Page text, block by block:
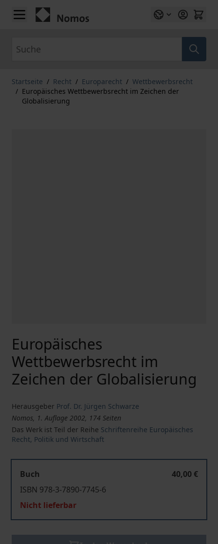
Zum Inhalt springen
Startseite / Recht / Europarecht / Wettbewerbsrecht
/ Europäisches Wettbewerbsrecht im Zeichen der
Globalisierung
Europäisches
Wettbewerbsrecht im
Zeichen der Globalisierung
Herausgeber Prof. Dr. Jürgen Schwarze
Nomos, 1. Auflage 2002, 174 Seiten
Das Werk ist Teil der Reihe Schriftenreihe Europäisches
Recht, Politik und Wirtschaft
Buch
40,00 €
ISBN 978-3-7890-7745-6
Nicht lieferbar